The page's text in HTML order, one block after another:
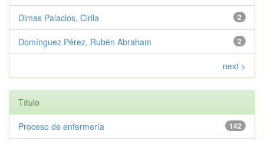
2
Dimas Palacios, Cirila
2
Domínguez Pérez, Rubén Abraham
next >
Título
142
Proceso de enfermería